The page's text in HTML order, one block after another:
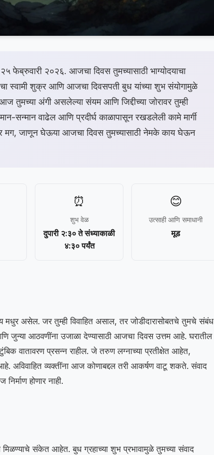
फेब्रुवारी २०२६. आजचा दिवस तुमच्यासाठी भाग्योदयाचा
स्वामी शुक्र आणि आजचा दिवसपती बुध यांच्या शुभ संयोगामुळे
तुमच्या अंगी असलेल्या संयम आणि जिद्दीच्या जोरावर तुम्ही
सन्मान वाढेल आणि प्रदीर्घ काळापासून रखडलेली कामे मार्गी
मग, जाणून घेऊया आजचा दिवस तुमच्यासाठी नेमके काय घेऊन
⏰
शुभ वेळ
दुपारी २:३० ते संध्याकाळी
४:३० पर्यंत
😊
उत्साही आणि समाधानी
मूड
असेल. जर तुम्ही विवाहित असाल, तर जोडीदारासोबतचे तुमचे संबंध
जुन्या आठवणींना उजाळा देण्यासाठी आजचा दिवस उत्तम आहे. घरातील
वातावरण प्रसन्न राहील. जे तरुण लग्नाच्या प्रतीक्षेत आहेत,
अविवाहित व्यक्तींना आज कोणाबद्दल तरी आकर्षण वाटू शकते. संवाद
होणार नाही.
संकेत आहेत. बुध ग्रहाच्या शुभ प्रभावामुळे तुमच्या संवाद